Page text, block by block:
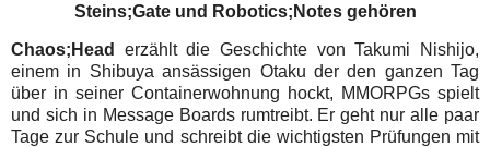
Steins;Gate und Robotics;Notes gehören
Chaos;Head
erzählt die Geschichte von Takumi Nishijo,
einem in Shibuya ansässigen Otaku der den ganzen Tag
über in seiner Containerwohnung hockt, MMORPGs spielt
und sich in Message Boards rumtreibt. Er geht nur alle paar
Tage zur Schule und schreibt die wichtigsten Prüfungen mit